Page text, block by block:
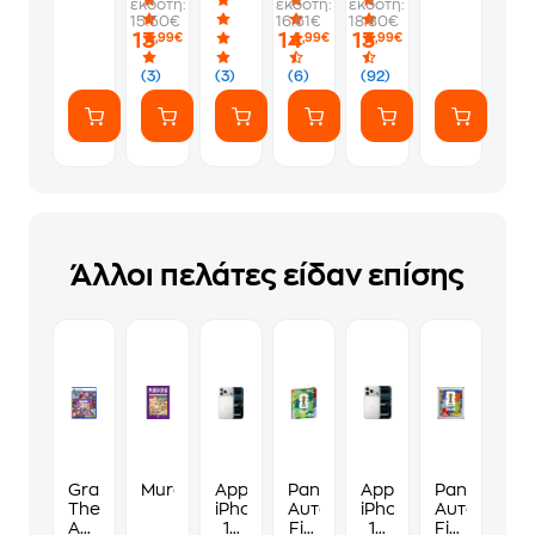
(3)
εκδότη:
15.50€
13,99€
1
Φακελάκι
(7
Αυτοκόλλητα)
(3)
να
γ*μηθούνε
ευγενικά
(6)
εκδότη:
16.61€
14,99€
(92)
εκδότη:
18.80€
13,99€
Άλλοι πελάτες είδαν επίσης
Grand
Theft
Auto
MurdokuApple
iPhone
17
Panini
Αυτοκόλλητα
Fifa
Apple
iPhone
17
Panini
Fifa